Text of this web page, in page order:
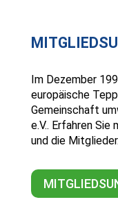
Im Dezember
europäische
Gemeinschaft
e.V.. Erfahren Sie
und die Mitglieder.